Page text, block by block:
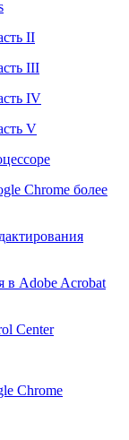
II
III
IV
V
Chrome более
в Adobe Acrobat
Center
Chrome